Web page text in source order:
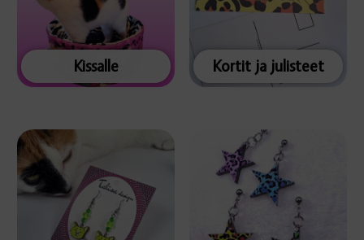
Kissalle Kortit ja julisteet